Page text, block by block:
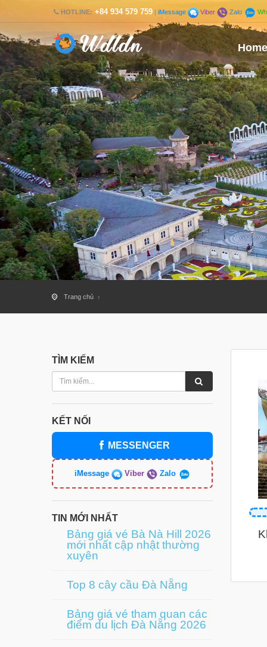
HOTLINE: +84 934 579 759 |iMessage Viber Zalo
Home
Trang chủ
TÌM KIẾM
KẾT NỐI
MESSENGER
iMessage Viber Zalo
TIN MỚI NHẤT
Bảng giá vé Bà Nà Hill 2026
mới nhất cập nhật thường
xuyên
Top 8 cây cầu Đà Nẵng
Bảng giá vé tham quan các
điểm du lịch Đà Nẵng 2026